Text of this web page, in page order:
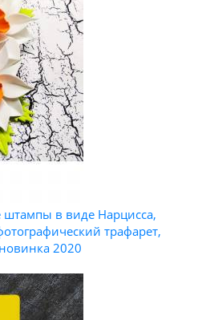
в виде Нарцисса,
трафарет,
2020